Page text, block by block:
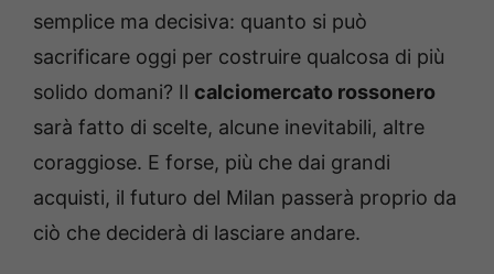
semplice ma decisiva: quanto si può
sacrificare oggi per costruire qualcosa di più
solido domani? Il calciomercato rossonero
sarà fatto di scelte, alcune inevitabili, altre
coraggiose. E forse, più che dai grandi
acquisti, il futuro del Milan passerà proprio da
ciò che deciderà di lasciare andare.